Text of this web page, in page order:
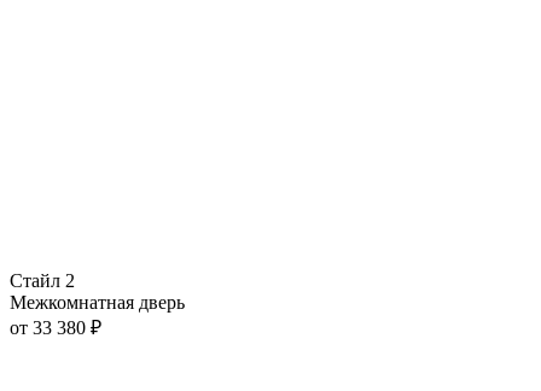
Стайл 2
Межкомнатная дверь
от 33 380 ₽